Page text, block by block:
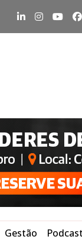
Gestão Podcast